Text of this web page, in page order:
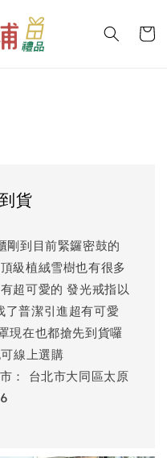
貨
剛到目前緊鑼密鼓的
級植絨雪樹也有很多
超可愛的 發光戒指以
了普潔引進超有可愛
現在也都搶先到貨囉
線上選購
： 台北市大同區太原